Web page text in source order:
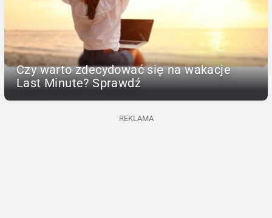
Czy warto zdecydować się na wakacje
Last Minute? Sprawdź
REKLAMA